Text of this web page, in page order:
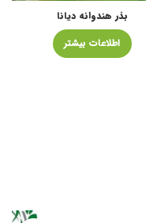
بذر هندوانه دیانا
اطلاعات بیشتر